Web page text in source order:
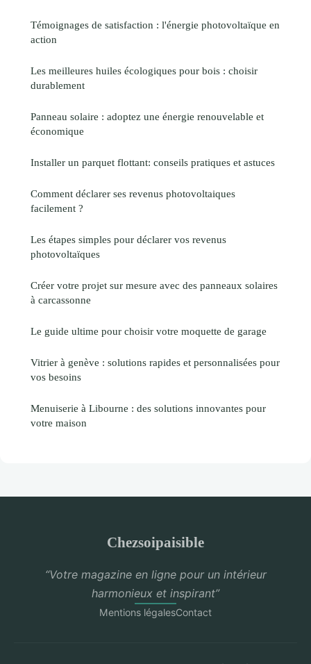
Témoignages de satisfaction : l'énergie photovoltaïque en
action
Les meilleures huiles écologiques pour bois : choisir
durablement
Panneau solaire : adoptez une énergie renouvelable et
économique
Installer un parquet flottant: conseils pratiques et astuces
Comment déclarer ses revenus photovoltaiques
facilement ?
Les étapes simples pour déclarer vos revenus
photovoltaïques
Créer votre projet sur mesure avec des panneaux solaires
à carcassonne
Le guide ultime pour choisir votre moquette de garage
Vitrier à genève : solutions rapides et personnalisées pour
vos besoins
Menuiserie à Libourne : des solutions innovantes pour
votre maison
Chezsoipaisible
“Votre magazine en ligne pour un intérieur
harmonieux et inspirant”
Mentions légalesContact